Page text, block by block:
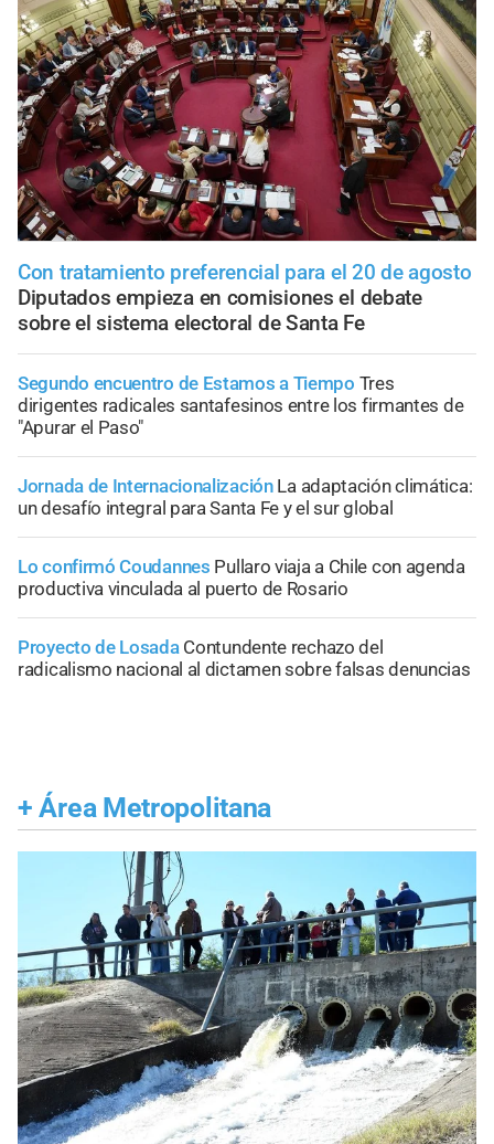
Con tratamiento preferencial para el 20 de agosto
Diputados empieza en comisiones el debate
sobre el sistema electoral de Santa Fe
Segundo encuentro de Estamos a Tiempo Tres
dirigentes radicales santafesinos entre los firmantes de
"Apurar el Paso"
Jornada de Internacionalización La adaptación climática:
un desafío integral para Santa Fe y el sur global
Lo confirmó Coudannes Pullaro viaja a Chile con agenda
productiva vinculada al puerto de Rosario
Proyecto de Losada Contundente rechazo del
radicalismo nacional al dictamen sobre falsas denuncias
+ Área Metropolitana